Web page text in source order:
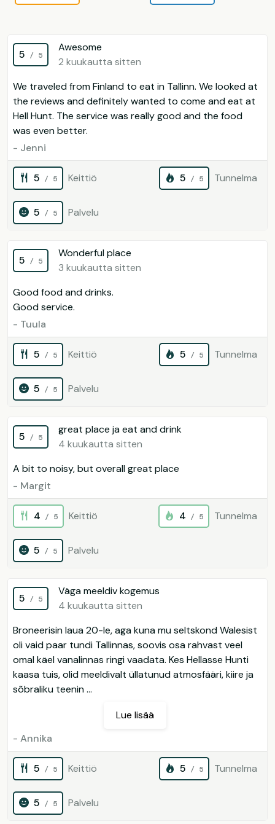
5 / 5
Awesome
2 kuukautta sitten
We traveled from Finland to eat in Tallinn. We looked at
the reviews and definitely wanted to come and eat at
Hell Hunt. The service was really good and the food
was even better.
- Jenni
5 / 5 Keittiö 5 / 5 Tunnelma
5 / 5 Palvelu
5 / 5
Wonderful place
3 kuukautta sitten
Good food and drinks.
Good service.
- Tuula
5 / 5 Keittiö 5 / 5 Tunnelma
5 / 5 Palvelu
5 / 5
great place ja eat and drink
4 kuukautta sitten
A bit to noisy, but overall great place
- Margit
4 / 5 Keittiö 4 / 5 Tunnelma
5 / 5 Palvelu
5 / 5
Väga meeldiv kogemus
4 kuukautta sitten
Broneerisin laua 20-le, aga kuna mu seltskond Walesist
oli vaid paar tundi Tallinnas, soovis osa rahvast veel
omal käel vanalinnas ringi vaadata. Kes Hellasse Hunti
kaasa tuis, olid meeldivalt üllatunud atmosfääri, kiire ja
sõbraliku teenin ...
Lue lisää
- Annika
5 / 5 Keittiö 5 / 5 Tunnelma
5 / 5 Palvelu